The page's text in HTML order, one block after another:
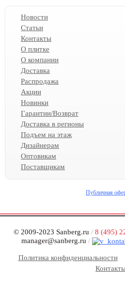
Новости
Статьи
Контакты
О плитке
О компании
Доставка
Распродажа
Акции
Новинки
Гарантии/Возврат
Доставка в регионы
Подъем на этаж
Дизайнерам
Оптовикам
Поставщикам
Публичная
© 2009-2023 Sanberg.ru / 8 (495)
manager@sanberg.ru /
Политика конфиденциальности